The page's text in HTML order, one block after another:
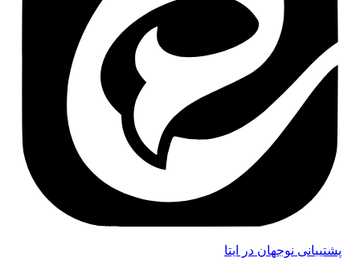
پشتیبانی نوجهان در ایتا